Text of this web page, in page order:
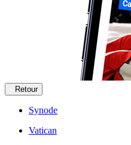
Retour
Synode
Vatican